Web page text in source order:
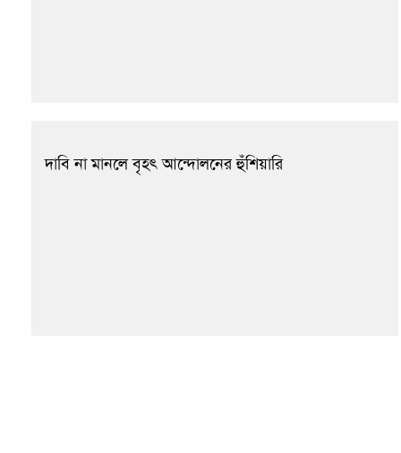
দাবি না মানলে বৃহৎ আন্দোলনের হুঁশিয়ারি